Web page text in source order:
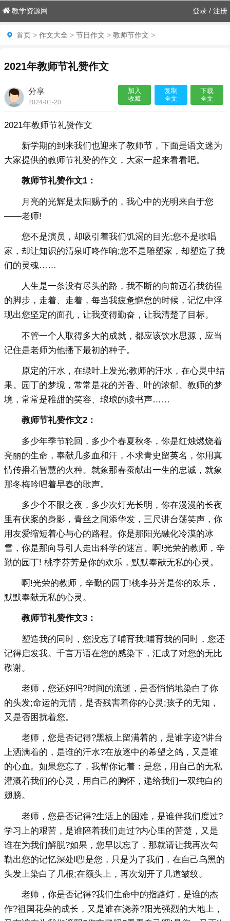
教学资源网 登录 / 注册
首页 > 作文大全 > 节日作文 > 教师节作文 >
2021年教师节礼赞作文
分享
2024-01-20
加入
收藏
复制
全文
下载
全文
2021年教师节礼赞作文
新学期的到来我们也迎来了教师节，下面是语文迷为
大家提供的教师节礼赞的作文，大家一起来看看吧。
教师节礼赞作文1：
月亮的光辉是太阳赐予的，我心中的光明来自于您
——老师!
您不是演员，却吸引着我们饥渴的目光;您不是歌唱
家，却让知识的清泉叮咚作响;您不是雕塑家，却塑造了我
们的灵魂……
人生是一条没有尽头的路，我不断的向前迈着我彷徨
的脚步，走着、走着，每当我疲惫懈怠的时候，记忆中浮
现出您坚定的面孔，让我变得勤奋，让我清楚了目标。
不管一个人取得多大的成就，都应该饮水思源，应当
记住是老师为他播下最初的种子。
原定的汗水，在绿叶上发光;教师的汗水，在心灵中结
果。园丁的梦境，常常是花的芳香、叶的浓郁。教师的梦
境，常常是稚甜的笑容、琅琅的读书声……
教师节礼赞作文2：
多少年季节轮回，多少个春夏秋冬，你是红烛燃烧着
亮丽的生命，奉献几多血和汗，不求青史留英名，你用真
情传播着智慧的火种。就象那春蚕献出一生的忠诚，就象
那冬梅吟唱着早春的歌声。
多少个不眼之夜，多少次灯光长明，你在漫漫的长夜
里有伏案的身影，青丝之间添华发，三尺讲台荡笑声，你
用友爱缩短着心与心的路程。你是那阳光融化冷漠的冰
雪，你是那向导引人走出科学的迷宫。啊!光荣的教师，辛
勤的园丁! 桃李芬芳是你的欢乐，默默奉献无私的心灵。
啊!光荣的教师，辛勤的园丁!桃李芬芳是你的欢乐，
默默奉献无私的心灵。
教师节礼赞作文3：
塑造我的同时，您没忘了哺育我;哺育我的同时，您还
记得启发我。千言万语在您的感染下，汇成了对您的无比
敬谢。
老师，您还好吗?时间的流逝，是否悄悄地染白了你
的头发;命运的无情，是否残害着你的心灵;孩子的无知，
又是否困扰着您。
老师，您是否记得?黑板上留满着的，是谁字迹?讲台
上洒满着的，是谁的汗水?在放逐中的希望之鸽，又是谁
的心血。如果您忘了，我帮你记着：是您，用自己的无私
灌溉着我们的心灵，用自己的胸怀，递给我们一双纯白的
翅膀。
老师，您是否记得?生活上的困难，是谁伴我们度过?
学习上的艰苦，是谁陪着我们走过?内心里的苦楚，又是
谁在为我们解脱?如果，您早以忘了，那就请让我再次勾
勒出您的记忆深处吧!是您，只是为了我们，在自己乌黑的
头发上染白了几根;在额头上，再次划开了几道皱纹。
老师，你是否记得?我们生命中的指路灯，是谁的杰
作?祖国花朵的成长，又是谁在浇养?阳光强烈的大地上，